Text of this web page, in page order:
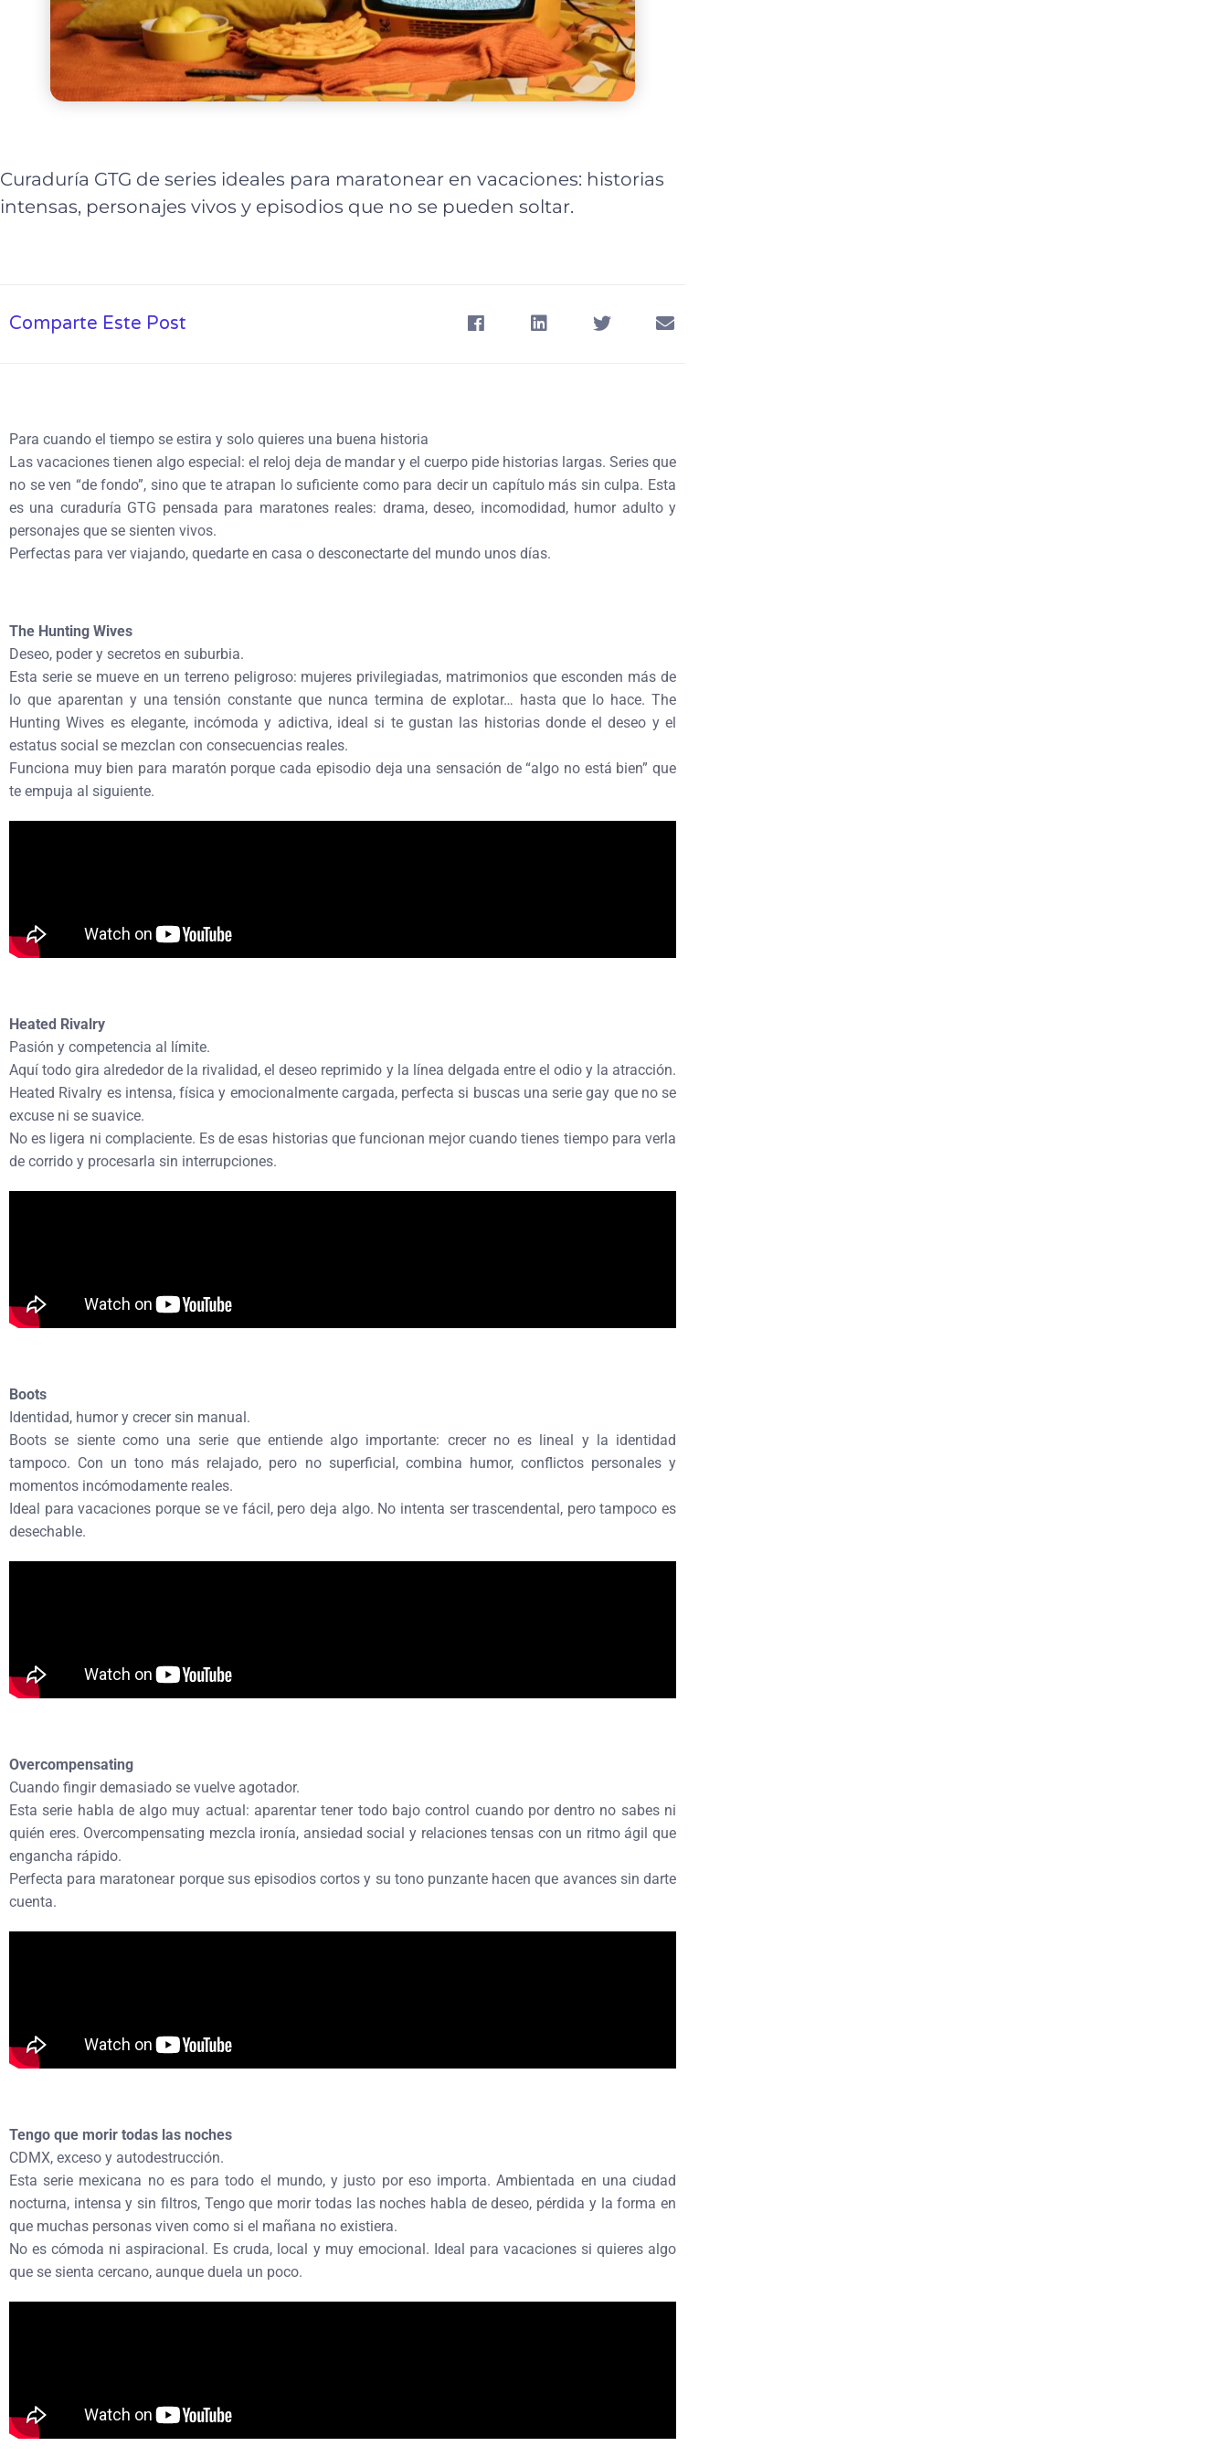
Curaduría GTG de series ideales para maratonear en vacaciones: historias
intensas, personajes vivos y episodios que no se pueden soltar.
Comparte Este Post
Para cuando el tiempo se estira y solo quieres una buena historia
Las vacaciones tienen algo especial: el reloj deja de mandar y el cuerpo pide historias largas. Series que
no se ven “de fondo”, sino que te atrapan lo suficiente como para decir un capítulo más sin culpa. Esta
es una curaduría GTG pensada para maratones reales: drama, deseo, incomodidad, humor adulto y
personajes que se sienten vivos.
Perfectas para ver viajando, quedarte en casa o desconectarte del mundo unos días.
The Hunting Wives
Deseo, poder y secretos en suburbia.
Esta serie se mueve en un terreno peligroso: mujeres privilegiadas, matrimonios que esconden más de
lo que aparentan y una tensión constante que nunca termina de explotar… hasta que lo hace. The
Hunting Wives es elegante, incómoda y adictiva, ideal si te gustan las historias donde el deseo y el
estatus social se mezclan con consecuencias reales.
Funciona muy bien para maratón porque cada episodio deja una sensación de “algo no está bien” que
te empuja al siguiente.
Heated Rivalry
Pasión y competencia al límite.
Aquí todo gira alrededor de la rivalidad, el deseo reprimido y la línea delgada entre el odio y la atracción.
Heated Rivalry es intensa, física y emocionalmente cargada, perfecta si buscas una serie gay que no se
excuse ni se suavice.
No es ligera ni complaciente. Es de esas historias que funcionan mejor cuando tienes tiempo para verla
de corrido y procesarla sin interrupciones.
Boots
Identidad, humor y crecer sin manual.
Boots se siente como una serie que entiende algo importante: crecer no es lineal y la identidad
tampoco. Con un tono más relajado, pero no superficial, combina humor, conflictos personales y
momentos incómodamente reales.
Ideal para vacaciones porque se ve fácil, pero deja algo. No intenta ser trascendental, pero tampoco es
desechable.
Overcompensating
Cuando fingir demasiado se vuelve agotador.
Esta serie habla de algo muy actual: aparentar tener todo bajo control cuando por dentro no sabes ni
quién eres. Overcompensating mezcla ironía, ansiedad social y relaciones tensas con un ritmo ágil que
engancha rápido.
Perfecta para maratonear porque sus episodios cortos y su tono punzante hacen que avances sin darte
cuenta.
Tengo que morir todas las noches
CDMX, exceso y autodestrucción.
Esta serie mexicana no es para todo el mundo, y justo por eso importa. Ambientada en una ciudad
nocturna, intensa y sin filtros, Tengo que morir todas las noches habla de deseo, pérdida y la forma en
que muchas personas viven como si el mañana no existiera.
No es cómoda ni aspiracional. Es cruda, local y muy emocional. Ideal para vacaciones si quieres algo
que se sienta cercano, aunque duela un poco.